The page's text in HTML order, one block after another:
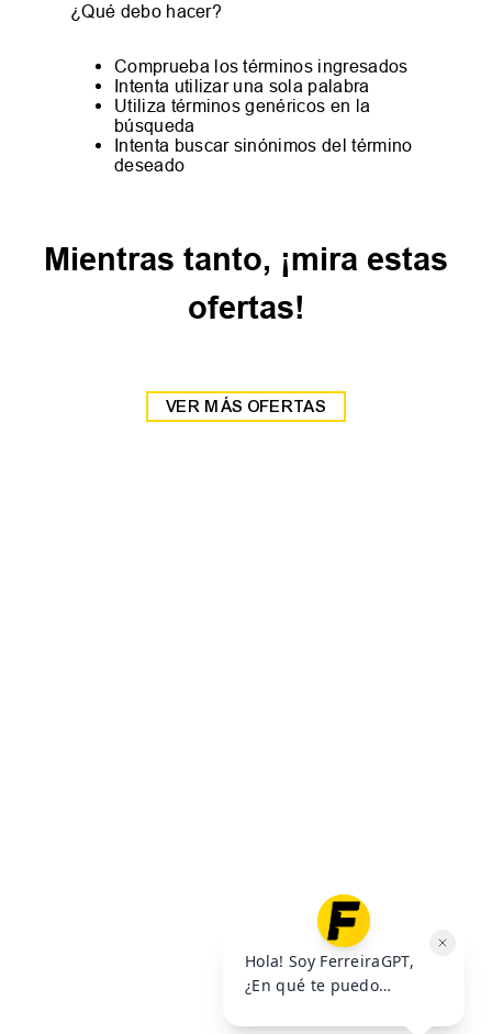
¿Qué debo hacer?
Comprueba los términos ingresados
Intenta utilizar una sola palabra
Utiliza términos genéricos en la
búsqueda
Intenta buscar sinónimos del término
deseado
Mientras tanto, ¡mira estas
ofertas!
VER MÁS OFERTAS